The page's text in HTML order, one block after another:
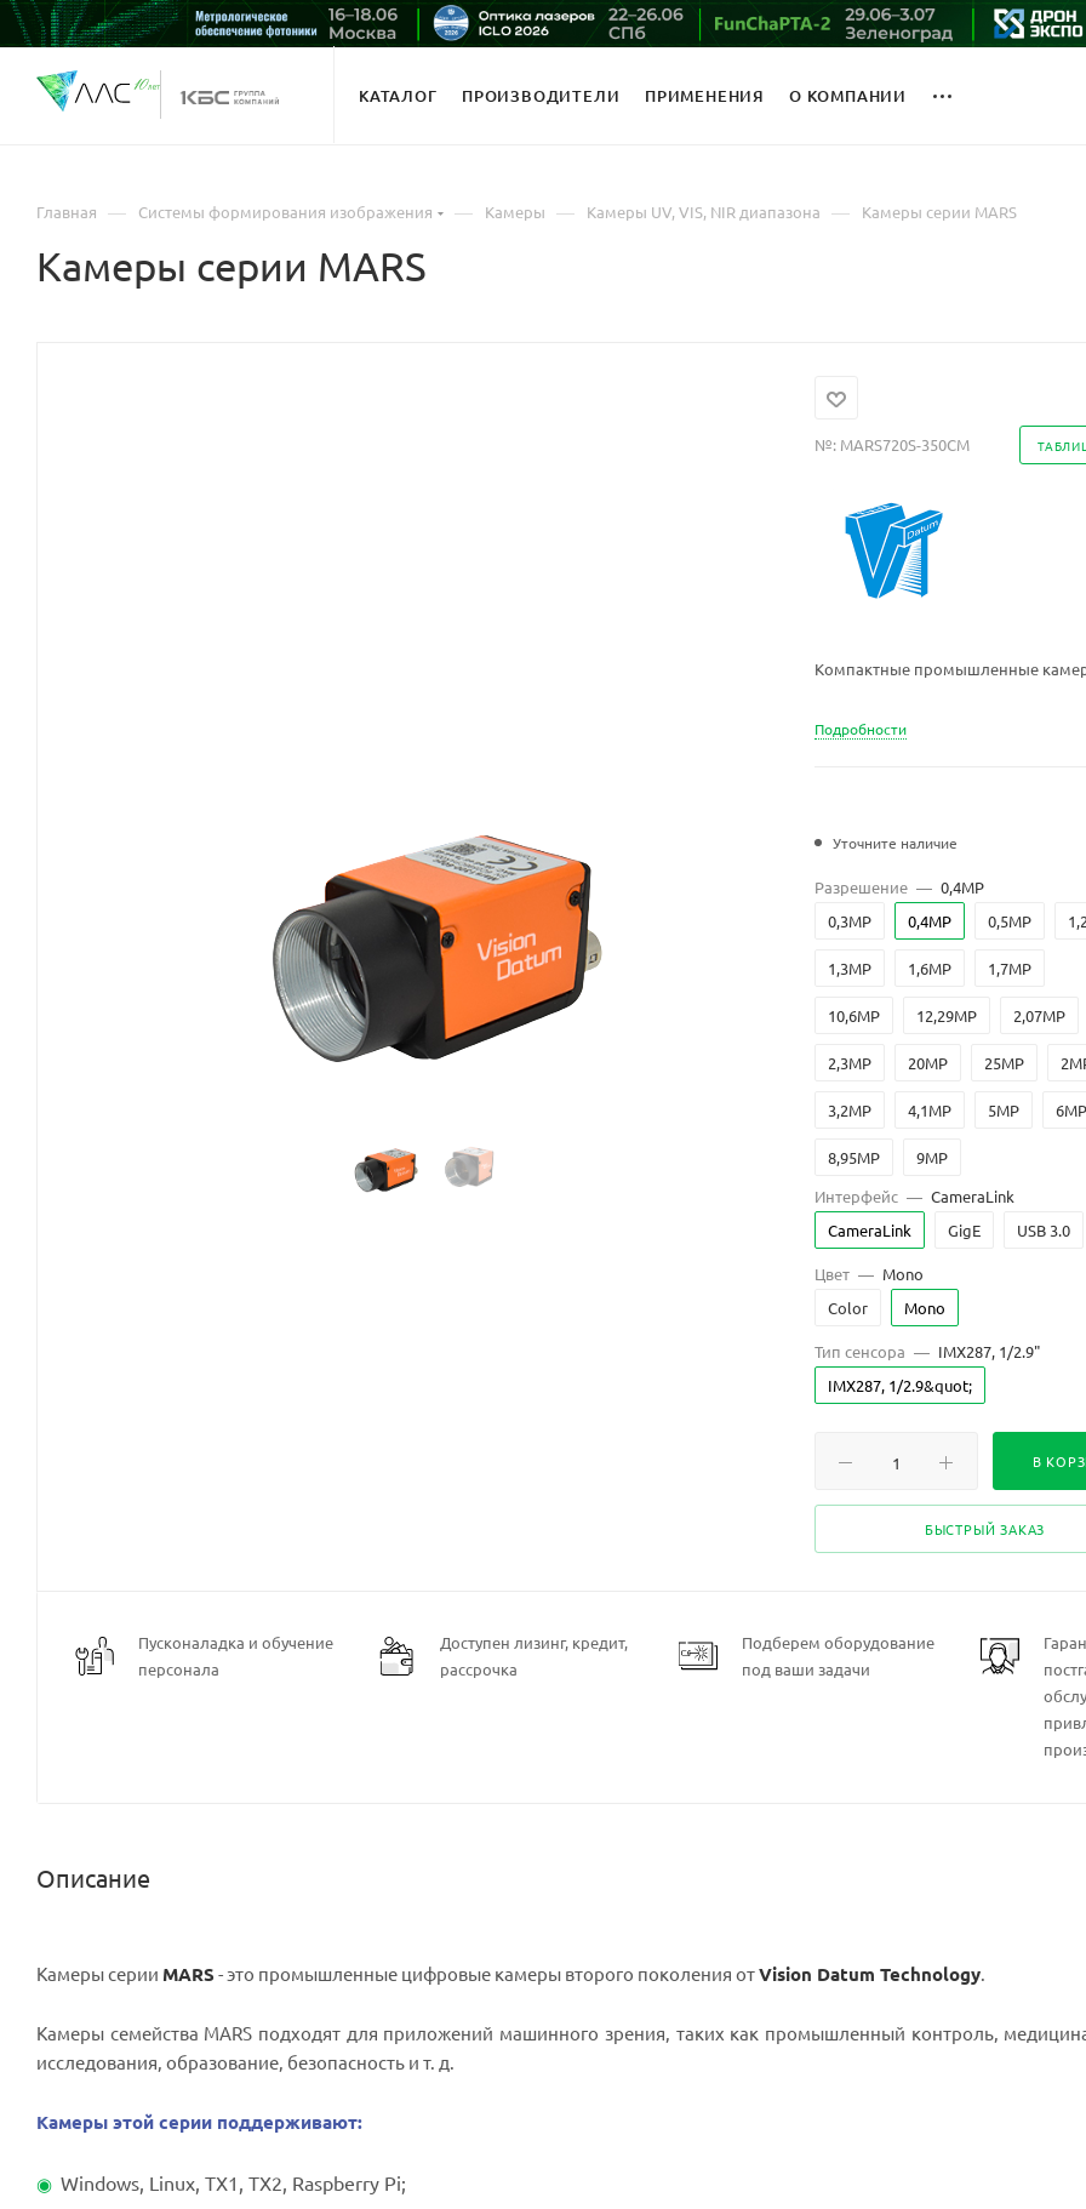
КАТАЛОГ ПРОИЗВОДИТЕЛИ ПРИМЕНЕНИЯ О КОМПАНИИ
Главная — Системы формирования изображения — Камеры — Камеры UV, VIS, NIR диапазона — Камеры серии MARS
Камеры серии MARS
№: MARS720S-350CM
Компактные промышленные
Подробности
Уточните наличие
Разрешение — 0,4MP
0,3MP
0,4MP 0,5MP
1,3MP 1,6MP 1,7MP
10,6MP 12,29MP 2,07MP
2,3MP 20MP 25MP
3,2MP 4,1MP 5MP 6MP
8,95MP
9MP
Интерфейс — CameraLink
CameraLink
GigE USB 3.0
Цвет — Mono
Color
Mono
Тип сенсора — IMX287, 1/2.9"
IMX287, 1/2.9&quot;
В
БЫСТРЫЙ ЗАКАЗ
Пусконаладка и обучение
персонала
Доступен лизинг, кредит,
рассрочка
Подберем оборудование
под ваши задачи
Описание
Камеры серии MARS - это промышленные цифровые камеры второго поколения отVision Datum Technology.
Камеры семейства MARS подходят для приложений машинного зрения, таких как промышленный контроль,
исследования, образование, безопасность и т. д.
Камеры этой серии поддерживают:
Windows, Linux, TX1, TX2, Raspberry Pi;